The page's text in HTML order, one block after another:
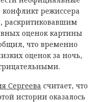
конфликт режиссера
раскритиковавшим
оценок картины
что временно
оценок за ночь,
Сергеева считает, что
истории оказалось